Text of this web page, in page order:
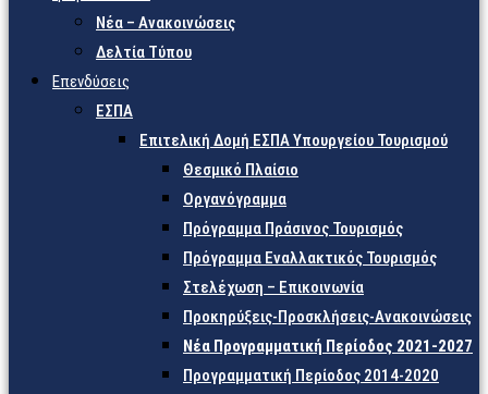
Νέα – Ανακοινώσεις
Δελτία Τύπου
Επενδύσεις
ΕΣΠΑ
Επιτελική Δομή ΕΣΠΑ Υπουργείου Τουρισμού
Θεσμικό Πλαίσιο
Οργανόγραμμα
Πρόγραμμα Πράσινος Τουρισμός
Πρόγραμμα Εναλλακτικός Τουρισμός
Στελέχωση – Επικοινωνία
Προκηρύξεις-Προσκλήσεις-Ανακοινώσεις
Νέα Προγραμματική Περίοδος 2021-2027
Προγραμματική Περίοδος 2014-2020